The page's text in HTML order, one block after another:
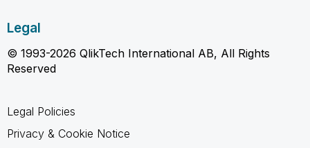
Legal
© 1993-2026 QlikTech International AB, All Rights
Reserved
Legal Policies
Privacy & Cookie Notice